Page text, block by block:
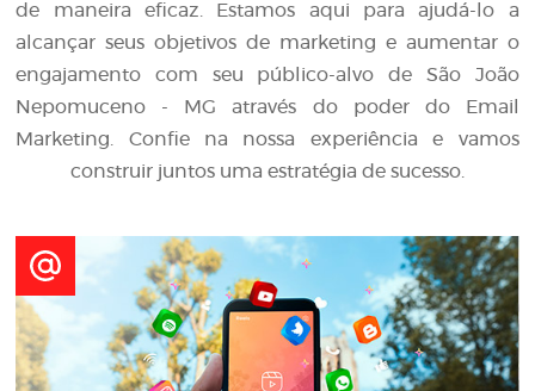
de maneira eficaz. Estamos aqui para ajudá-lo a
alcançar seus objetivos de marketing e aumentar o
engajamento com seu público-alvo de São João
Nepomuceno - MG através do poder do Email
Marketing. Confie na nossa experiência e vamos
construir juntos uma estratégia de sucesso.